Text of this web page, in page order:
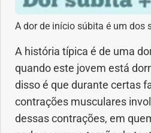
A dor de início súbita é um dos
A história típica é de uma
quando este jovem está
disso é que durante certas
contrações musculares
dessas contrações, em